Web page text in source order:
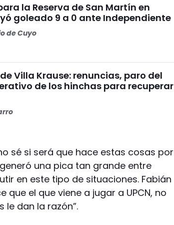
la Reserva de San Martín en
goleado 9 a 0 ante Independiente
de Cuyo
Villa Krause: renuncias, paro del
de los hinchas para recuperar
sé si será que hace estas cosas por
una pica tan grande entre
en este tipo de situaciones. Fabián
que el que viene a jugar a UPCN, no
le dan la razón”.